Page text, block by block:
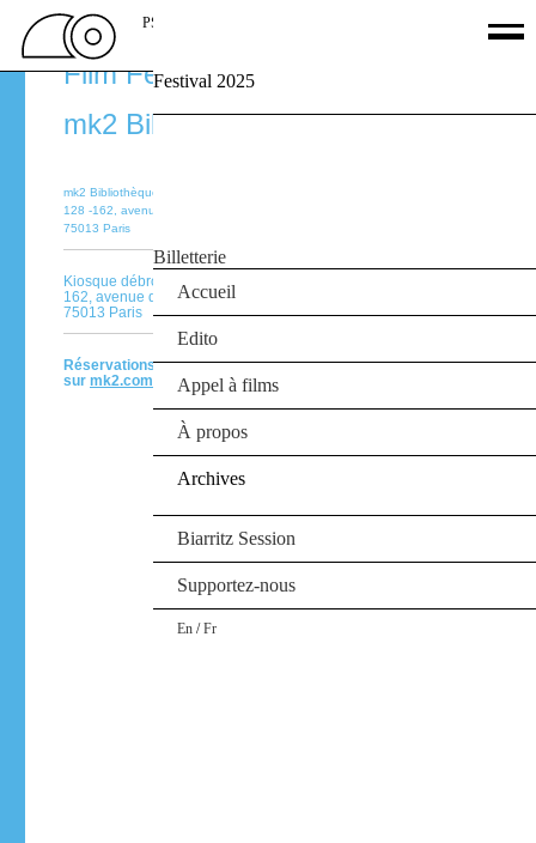
PSSFF 2026
Festival 2025
Billetterie
Accueil
Edito
Appel à films
À propos
Archives
Biarritz Session
Supportez-nous
En /Fr
Paris Surf & Skateboard
Film Festival 22‑25.09.16
mk2 Bibliothèque
mk2 Bibliothèque
128 -162, avenue de France
75013 Paris
Kiosque débrouï-art
162, avenue de France
75013 Paris
Réservations
sur mk2.com